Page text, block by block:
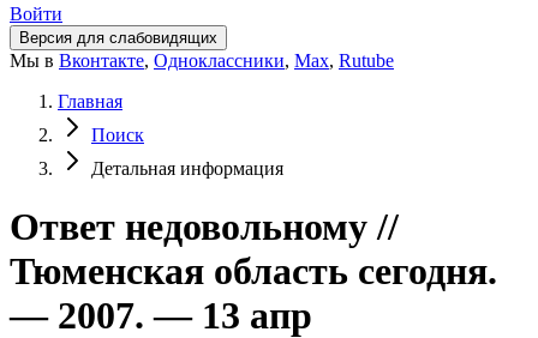
Войти
Версия для слабовидящих
Мы в Вконтакте, Одноклассники, Max, Rutube
Главная
Поиск
Детальная информация
Ответ недовольному //
Тюменская область сегодня.
— 2007. — 13 апр